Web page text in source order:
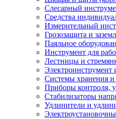
Слесарный
Средства
Измерительный
Грозозащита и
Паяльное
Инструмент для
Лестницы и
Электроинструмент
Системы хранения и
Приборы контроля,
Стабилизаторы
Удлинители и